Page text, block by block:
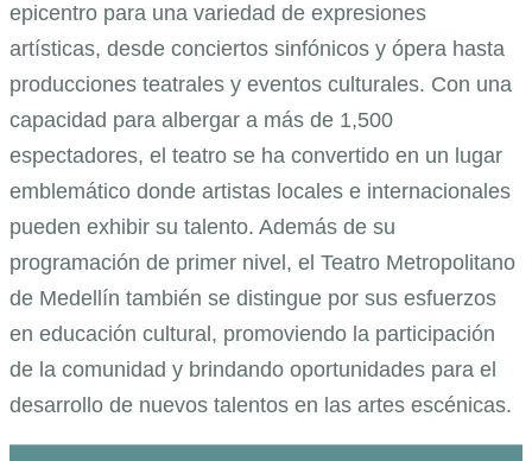
epicentro para una variedad de expresiones
artísticas, desde conciertos sinfónicos y ópera hasta
producciones teatrales y eventos culturales. Con una
capacidad para albergar a más de 1,500
espectadores, el teatro se ha convertido en un lugar
emblemático donde artistas locales e internacionales
pueden exhibir su talento. Además de su
programación de primer nivel, el Teatro Metropolitano
de Medellín también se distingue por sus esfuerzos
en educación cultural, promoviendo la participación
de la comunidad y brindando oportunidades para el
desarrollo de nuevos talentos en las artes escénicas.